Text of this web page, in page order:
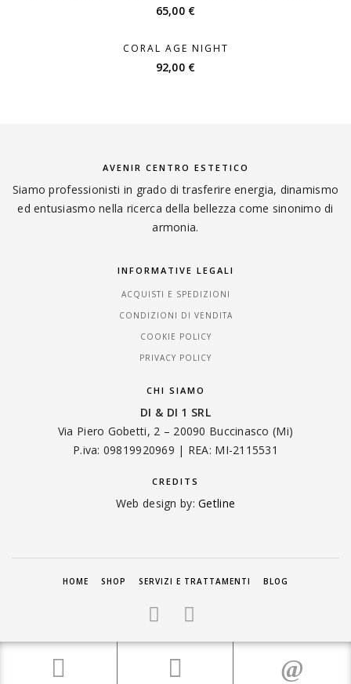
65,00 €
CORAL AGE NIGHT
92,00 €
AVENIR CENTRO ESTETICO
Siamo professionisti in grado di trasferire energia, dinamismo
ed entusiasmo nella ricerca della bellezza come sinonimo di
armonia.
INFORMATIVE LEGALI
ACQUISTI E SPEDIZIONI
CONDIZIONI DI VENDITA
COOKIE POLICY
PRIVACY POLICY
CHI SIAMO
DI & DI 1 SRL
Via Piero Gobetti, 2 – 20090 Buccinasco (Mi)
P.iva: 09819920969 | REA: MI-2115531
CREDITS
Web design by:Getline
HOME SHOP SERVIZI E TRATTAMENTI BLOG